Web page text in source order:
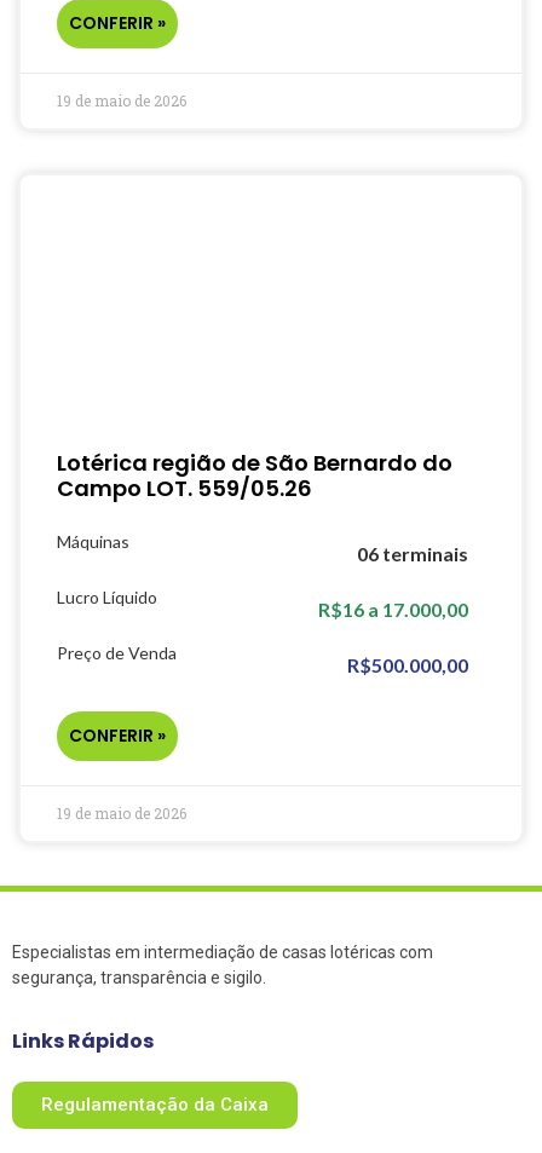
CONFERIR »
19 de maio de 2026
Lotérica região de São Bernardo do
Campo LOT. 559/05.26
Máquinas
06 terminais
Lucro Líquido
R$16 a 17.000,00
Preço de Venda
R$500.000,00
CONFERIR »
19 de maio de 2026
Especialistas em intermediação de casas lotéricas com
segurança, transparência e sigilo.
Links Rápidos
Regulamentação da Caixa